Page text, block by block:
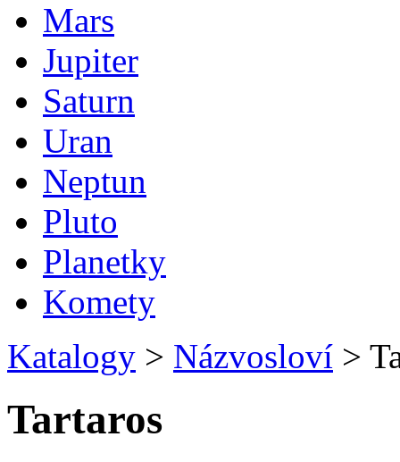
Mars
Jupiter
Saturn
Uran
Neptun
Pluto
Planetky
Komety
Katalogy > Názvosloví >
Tartaros